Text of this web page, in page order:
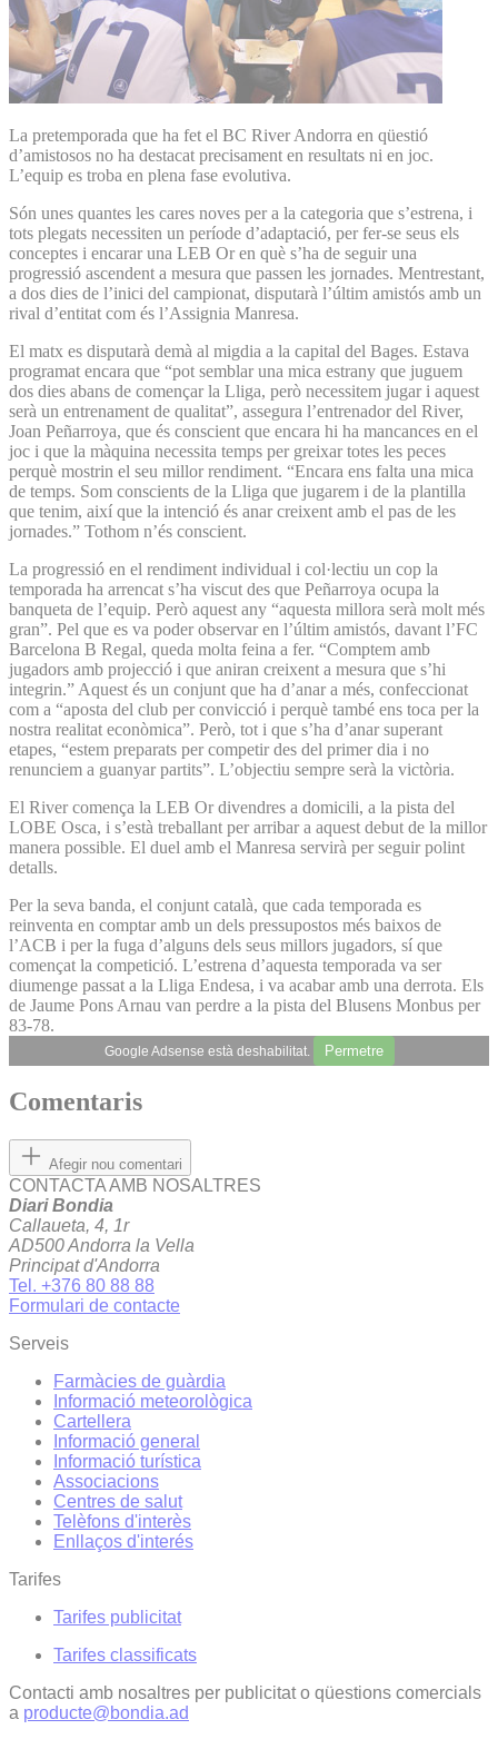
La pretemporada que ha fet el BC River Andorra en qüestió
d’amistosos no ha destacat precisament en resultats ni en joc.
L’equip es troba en plena fase evolutiva.
Són unes quantes les cares noves per a la categoria que s’estrena, i
tots plegats necessiten un període d’adaptació, per fer-se seus els
conceptes i encarar una LEB Or en què s’ha de seguir una
progressió ascendent a mesura que passen les jornades. Mentrestant,
a dos dies de l’inici del campionat, disputarà l’últim amistós amb un
rival d’entitat com és l’Assignia Manresa.
El matx es disputarà demà al migdia a la capital del Bages. Estava
programat encara que “pot semblar una mica estrany que juguem
dos dies abans de començar la Lliga, però necessitem jugar i aquest
serà un entrenament de qualitat”, assegura l’entrenador del River,
Joan Peñarroya, que és conscient que encara hi ha mancances en el
joc i que la màquina necessita temps per greixar totes les peces
perquè mostrin el seu millor rendiment. “Encara ens falta una mica
de temps. Som conscients de la Lliga que jugarem i de la plantilla
que tenim, així que la intenció és anar creixent amb el pas de les
jornades.” Tothom n’és conscient.
La progressió en el rendiment individual i col·lectiu un cop la
temporada ha arrencat s’ha viscut des que Peñarroya ocupa la
banqueta de l’equip. Però aquest any “aquesta millora serà molt més
gran”. Pel que es va poder observar en l’últim amistós, davant l’FC
Barcelona B Regal, queda molta feina a fer. “Comptem amb
jugadors amb projecció i que aniran creixent a mesura que s’hi
integrin.” Aquest és un conjunt que ha d’anar a més, confeccionat
com a “aposta del club per convicció i perquè també ens toca per la
nostra realitat econòmica”. Però, tot i que s’ha d’anar superant
etapes, “estem preparats per competir des del primer dia i no
renunciem a guanyar partits”. L’objectiu sempre serà la victòria.
El River comença la LEB Or divendres a domicili, a la pista del
LOBE Osca, i s’està treballant per arribar a aquest debut de la millor
manera possible. El duel amb el Manresa servirà per seguir polint
detalls.
Per la seva banda, el conjunt català, que cada temporada es
reinventa en comptar amb un dels pressupostos més baixos de
l’ACB i per la fuga d’alguns dels seus millors jugadors, sí que
començat la competició. L’estrena d’aquesta temporada va ser
diumenge passat a la Lliga Endesa, i va acabar amb una derrota. Els
de Jaume Pons Arnau van perdre a la pista del Blusens Monbus per
83-78.
Google Adsense està deshabilitat. Permetre
Comentaris
Afegir nou comentari
CONTACTA AMB NOSALTRES
Diari Bondia
Callaueta, 4, 1r
AD500 Andorra la Vella
Principat d'Andorra
Tel. +376 80 88 88
Formulari de contacte
Serveis
Farmàcies de guàrdia
Informació meteorològica
Cartellera
Informació general
Informació turística
Associacions
Centres de salut
Telèfons d'interès
Enllaços d'interés
Tarifes
Tarifes publicitat
Tarifes classificats
Contacti amb nosaltres per publicitat o qüestions comercials
a producte@bondia.ad